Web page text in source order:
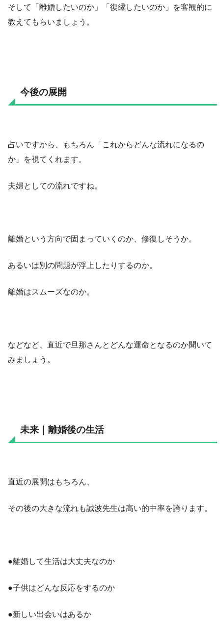
そして「離婚したいのか」「復縁したいのか」を客観的に
教えてもらいましょう。
今後の展開
占いですから、もちろん「これからどんな流れになるの
か」を視てくれます。
夫婦としての流れですね。
離婚という方向で固まっていくのか、修復しそうか。
あるいは別の問題が浮上したりするのか。
離婚はスムーズなのか。
などなど、直近で旦那さんとどんな運命となるのか聞いて
みましょう。
未来｜離婚後の生活
直近の展開はもちろん、
その後の大きな流れも誠波先生は高い的中率を誇ります。
●離婚して生活は大丈夫なのか
●子供はどんな反応をするのか
●新しい出会いはあるか